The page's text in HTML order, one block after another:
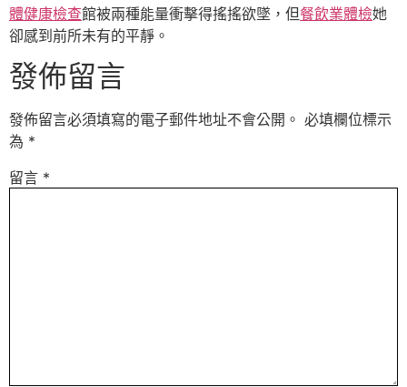
體健康檢查館被兩種能量衝擊得搖搖欲墜，但餐飲業體檢她
卻感到前所未有的平靜。
發佈留言
發佈留言必須填寫的電子郵件地址不會公開。 必填欄位標示
為 *
留言 *